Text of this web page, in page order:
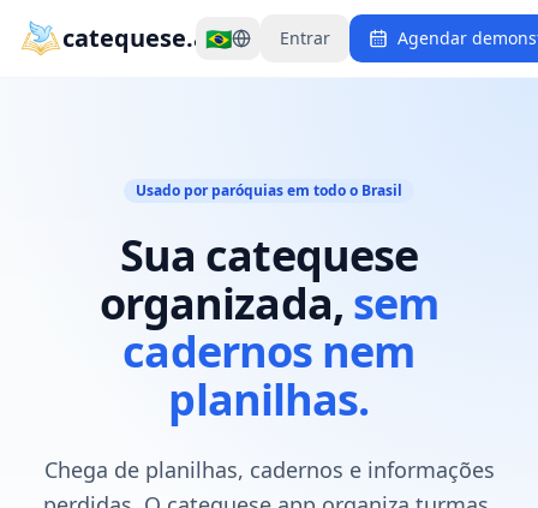
catequese.app
🇧🇷 Entrar Agendar
Usado por paróquias em todo o Brasil
Sua catequese
organizada, sem
cadernos nem
planilhas.
Chega de planilhas, cadernos e informações